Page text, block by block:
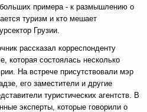
примера - к размышлению о
туризм и кто мешает
Грузии.
рассказал корреспонденту
которая состоялась несколько
На встрече присутствовали мэр
его заместители и другие
туристических агентств. В
эксперты, которые говорили о